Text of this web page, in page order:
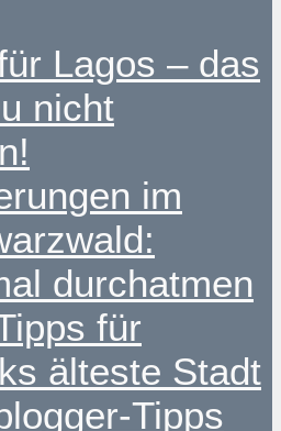
Lagos – das
nicht
im
durchatmen
für
älteste Stadt
Tipps